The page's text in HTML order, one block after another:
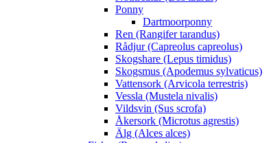
Ponny
Dartmoorponny
Ren (Rangifer tarandus)
Rådjur (Capreolus capreolus)
Skogshare (Lepus timidus)
Skogsmus (Apodemus sylvaticus)
Vattensork (Arvicola terrestris)
Vessla (Mustela nivalis)
Vildsvin (Sus scrofa)
Åkersork (Microtus agrestis)
Älg (Alces alces)